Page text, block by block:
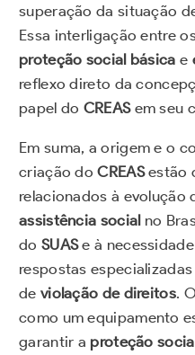
superação da situação
Essa interligação entre
proteção social básica e
reflexo direto da
papel do CREASem seu
Em suma, a origem e o
criação doCREASestão
relacionados à evolução
assistência socialno
do SUASe à
respostas
de violação de direitos.
como um equipamento
garantir a proteção